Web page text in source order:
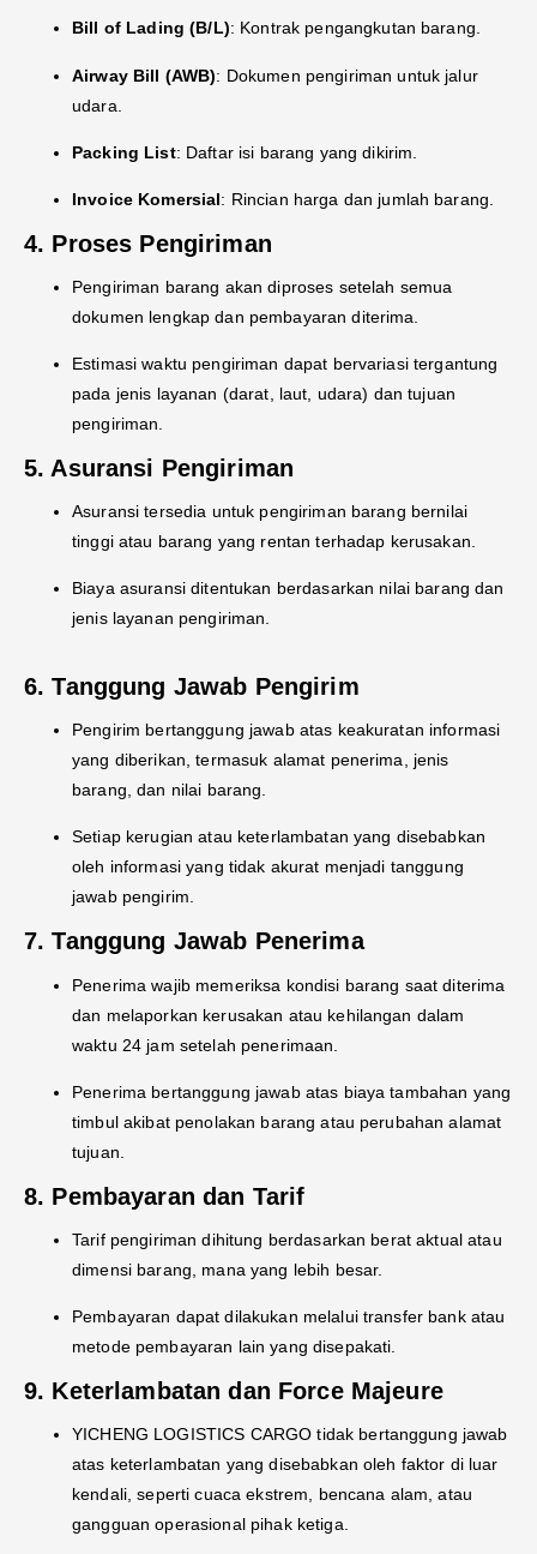
Bill of Lading (B/L): Kontrak pengangkutan barang.
Airway Bill (AWB): Dokumen pengiriman untuk jalur
udara.
Packing List: Daftar isi barang yang dikirim.
Invoice Komersial: Rincian harga dan jumlah barang.
4. Proses Pengiriman
Pengiriman barang akan diproses setelah semua
dokumen lengkap dan pembayaran diterima.
Estimasi waktu pengiriman dapat bervariasi tergantung
pada jenis layanan (darat, laut, udara) dan tujuan
pengiriman.
5. Asuransi Pengiriman
Asuransi tersedia untuk pengiriman barang bernilai
tinggi atau barang yang rentan terhadap kerusakan.
Biaya asuransi ditentukan berdasarkan nilai barang dan
jenis layanan pengiriman.
6. Tanggung Jawab Pengirim
Pengirim bertanggung jawab atas keakuratan informasi
yang diberikan, termasuk alamat penerima, jenis
barang, dan nilai barang.
Setiap kerugian atau keterlambatan yang disebabkan
oleh informasi yang tidak akurat menjadi tanggung
jawab pengirim.
7. Tanggung Jawab Penerima
Penerima wajib memeriksa kondisi barang saat diterima
dan melaporkan kerusakan atau kehilangan dalam
waktu 24 jam setelah penerimaan.
Penerima bertanggung jawab atas biaya tambahan yang
timbul akibat penolakan barang atau perubahan alamat
tujuan.
8. Pembayaran dan Tarif
Tarif pengiriman dihitung berdasarkan berat aktual atau
dimensi barang, mana yang lebih besar.
Pembayaran dapat dilakukan melalui transfer bank atau
metode pembayaran lain yang disepakati.
9. Keterlambatan dan Force Majeure
YICHENG LOGISTICS CARGO tidak bertanggung jawab
atas keterlambatan yang disebabkan oleh faktor di luar
kendali, seperti cuaca ekstrem, bencana alam, atau
gangguan operasional pihak ketiga.